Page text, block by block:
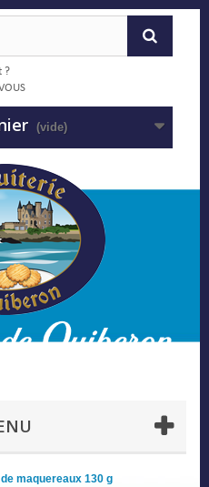
?
(vide)
maquereaux 130 g